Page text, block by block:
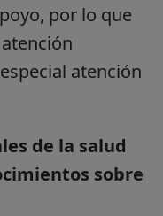
por lo que
atención
de la salud
sobre